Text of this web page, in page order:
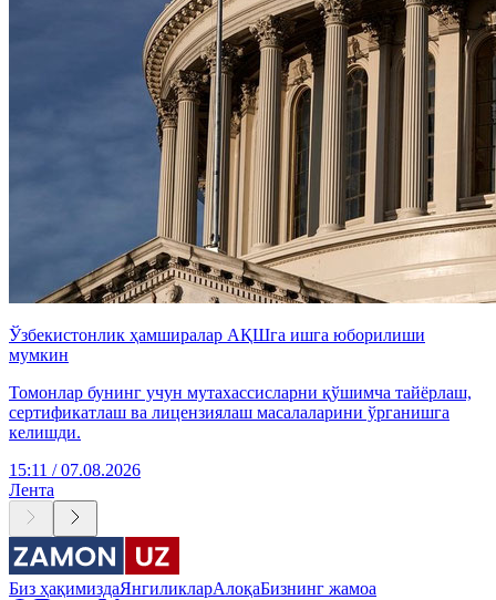
Ўзбекистонлик ҳамширалар АҚШга ишга юборилиши
мумкин
Томонлар бунинг учун мутахассисларни қўшимча тайёрлаш,
сертификатлаш ва лицензиялаш масалаларини ўрганишга
келишди.
15:11 / 07.08.2026
Лента
Биз ҳақимиздаЯнгиликларАлоқаБизнинг жамоа